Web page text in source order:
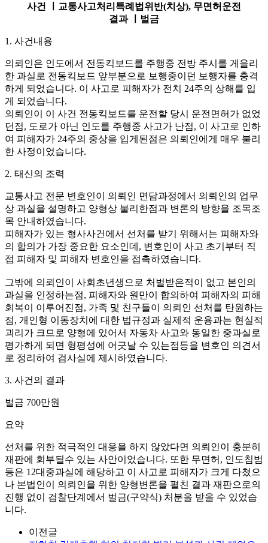
사건 ㅣ
교통사고처리특례법위반(치상), 무면허운전
결과 ㅣ 벌금
1. 사건내용
의뢰인은 인도에서 전동킥보드를 주행중 전방 주시를 게을리
한 과실로 전동킥보드 앞부분으로 보행중이던 보행자를 충격
하게 되었습니다. 이 사고로 피해자가 전치 24주의 상해를 입
게 되었습니다.
의뢰인이 이 사건 전동킥보드를 운전할 당시 운전면허가 없었
던점, 도로가 아닌 인도를 주행중 사고가 난점, 이 사고로 인하
여 피해자가 24주의 중상을 입게된점은 의뢰인에게 매우 불리
한 사정이었습니다.
2. 태신의 조력
교통사고 전문 변호인이 의뢰인 면담과정에서 의뢰인의 업무
상 과실을 설명하고 양형상 불리한점과 변론의 방향을 조목조
목 안내하였습니다.
피해자가 있는 형사사건에서 선처를 받기 위해서는 피해자와
의 합의가 가장 중요한 요소인데, 변호인이 사고 초기부터 직
접 피해자 및 피해자 변호인을 접촉하였습니다.
그밖에 의뢰인이 사회초년생으로 처벌받은적이 없고 본인의
과실을 인정하는점, 피해자와 원만이 합의하여 피해자의 피해
회복이 이루어진점, 가족 및 친구들이 의뢰인 선처를 탄원하는
점, 개인형 이동장치에 대한 법규정과 실제적 운용과는 현실적
괴리가 크므로 양형에 있어서 자동차 사고와 동일한 중과실로
평가하게 되면 형평성에 어긋날 수 있는점등을 변호인 의견서
로 정리하여 검사실에 제시하였습니다.
3. 사건의 결과
벌금 700만원
요약
선처를 위한 적극적인 대응을 하지 않았다면 의뢰인이 충분히
재판에 회부될수 있는 사안이었습니다. 또한 무면허, 인도침범
등은 12대중과실에 해당하고 이 사고로 피해자가 크게 다쳤으
나 본법인이 의뢰인을 위한 양형변론을 펼친 결과 재판으로의
진행 없이 검찰단계에서 벌금(구약식) 처분을 받을 수 있었습
니다.
이전글